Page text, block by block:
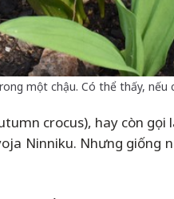
một chậu. Có thể thấy,
crocus), hay còn
Ninniku. Nhưng